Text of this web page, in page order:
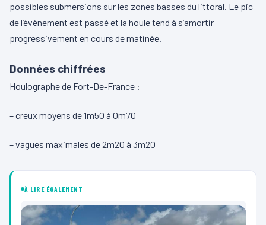
possibles submersions sur les zones basses du littoral. Le pic
de l’évènement est passé et la houle tend à s’amortir
progressivement en cours de matinée.
Données chiffrées
Houlographe de Fort-De-France :
– creux moyens de 1m50 à 0m70
– vagues maximales de 2m20 à 3m20
À LIRE ÉGALEMENT